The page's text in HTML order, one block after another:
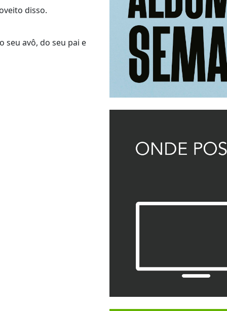
disso.
seu avô, do seu pai e